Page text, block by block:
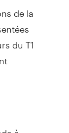
de la
du T1
à